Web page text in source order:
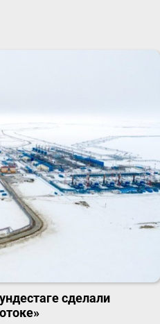
сделали